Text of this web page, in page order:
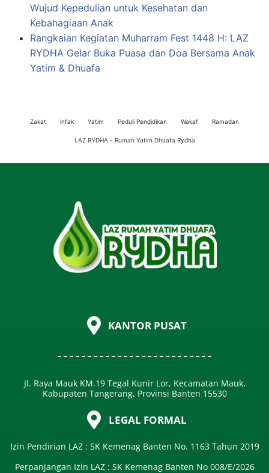
Wujud Kepedulian untuk Kesehatan dan
Kebahagiaan Anak
Rangkaian Kegiatan Muharram Fest 1448 H: LAZ
RYDHA Gelar Buka Puasa dan Doa Bersama Anak
Yatim & Dhuafa
Zakat infak Yatim Peduli Pendidikan Wakaf Ramadan
LAZ RYDHA - Rumah Yatim Dhuafa Rydha
KANTOR PUSAT
Jl. Raya Mauk KM.19 Tegal Kunir Lor, Kecamatan Mauk,
Kabupaten Tangerang, Provinsi Banten 15530
LEGAL FORMAL
Izin Pendirian LAZ : SK Kemenag Banten No. 1163 Tahun 2019
Perpanjangan Izin LAZ : SK Kemenag Banten No 008/E/2026​